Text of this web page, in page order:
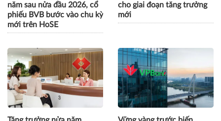
năm sau nửa đầu 2026, cổ
phiếu BVB bước vào chu kỳ
mới trên HoSE
cho giai đoạn tăng trưởng
mới